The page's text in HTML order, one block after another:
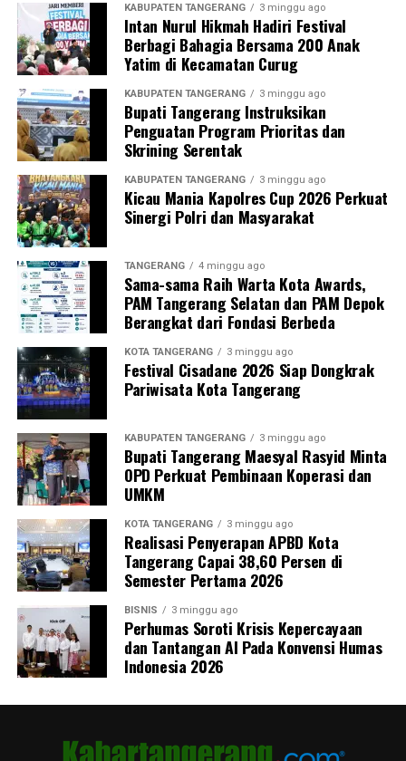
KABUPATEN TANGERANG 3 minggu ago
Intan Nurul Hikmah Hadiri Festival
Berbagi Bahagia Bersama 200 Anak
Yatim di Kecamatan Curug
KABUPATEN TANGERANG 3 minggu ago
Bupati Tangerang Instruksikan
Penguatan Program Prioritas dan
Skrining Serentak
KABUPATEN TANGERANG 3 minggu ago
Kicau Mania Kapolres Cup 2026 Perkuat
Sinergi Polri dan Masyarakat
TANGERANG 4 minggu ago
Sama-sama Raih Warta Kota Awards,
PAM Tangerang Selatan dan PAM Depok
Berangkat dari Fondasi Berbeda
KOTA TANGERANG 3 minggu ago
Festival Cisadane 2026 Siap Dongkrak
Pariwisata Kota Tangerang
KABUPATEN TANGERANG 3 minggu ago
Bupati Tangerang Maesyal Rasyid Minta
OPD Perkuat Pembinaan Koperasi dan
UMKM
KOTA TANGERANG 3 minggu ago
Realisasi Penyerapan APBD Kota
Tangerang Capai 38,60 Persen di
Semester Pertama 2026
BISNIS 3 minggu ago
Perhumas Soroti Krisis Kepercayaan
dan Tantangan AI Pada Konvensi Humas
Indonesia 2026